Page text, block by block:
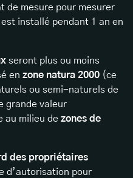
de mesure pour mesurer
installé pendant 1 an en
seront plus ou moins
en zone natura 2000 (ce
ou semi-naturels de
grande valeur
au milieu de zones de
des propriétaires
d’autorisation pour